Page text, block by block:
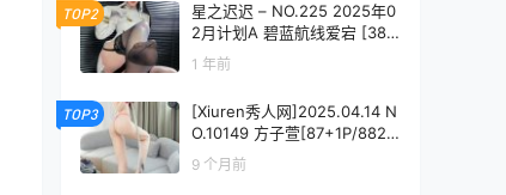
TOP2
星之迟迟 – NO.225 2025年0
2月计划A 碧蓝航线爱宕 [38P
-183MB]
1 年前
TOP3
[Xiuren秀人网]2025.04.14 N
O.10149 方子萱[87+1P/882M
9 个月前